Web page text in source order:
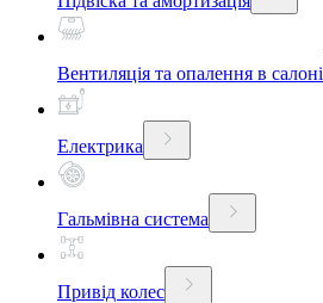
Вентиляція та опалення в салоні
Електрика
Гальмівна система
Привід колес